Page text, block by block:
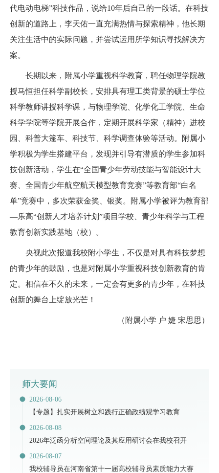
代电动电梯”科技作品，说给10年后自己的一段话。在科技
创新的道路上，李天佑一直充满热情与探索精神，他长期
关注生活中的实际问题，并尝试运用所学知识寻找解决方
案。
长期以来，附属小学重视科学教育，聘任物理学院教
授马恒担任科学副校长，安排具有理工类背景的硕士学位
科学教师讲授科学课，与物理学院、化学化工学院、生命
科学学院等学院开展合作，定期开展科学家（精神）进校
园、科普大篷车、科技节、科学调查体验等活动。附属小
学积极为学生搭建平台，发现并引导有潜质的学生参加科
技创新活动，学生在“全国青少年劳动技能与智能设计大
赛、全国青少年航空航天模型教育竞赛”等教育部“白名
单”竞赛中，多次荣获金奖、银奖。附属小学被评为教育部
—乐高“创新人才培养计划”项目学校、青少年科学与工程
教育创新实践基地（校）。
央视此次报道我校附小学生，不仅是对具有科技梦想
的青少年的鼓励，也是对附属小学重视科技创新教育的肯
定。相信在不久的未来，一定会有更多的青少年，在科技
创新的舞台上绽放光芒！
（附属小学 户 婕 宋思思）
师大要闻
2026-08-06
【专题】扎实开展树立和践行正确政绩观学习教育
2026-08-08
2026年泛函分析空间理论及其应用研讨会在我校召开
2026-08-07
​我校辅导员在河南省第十一届高校辅导员素质能力大赛